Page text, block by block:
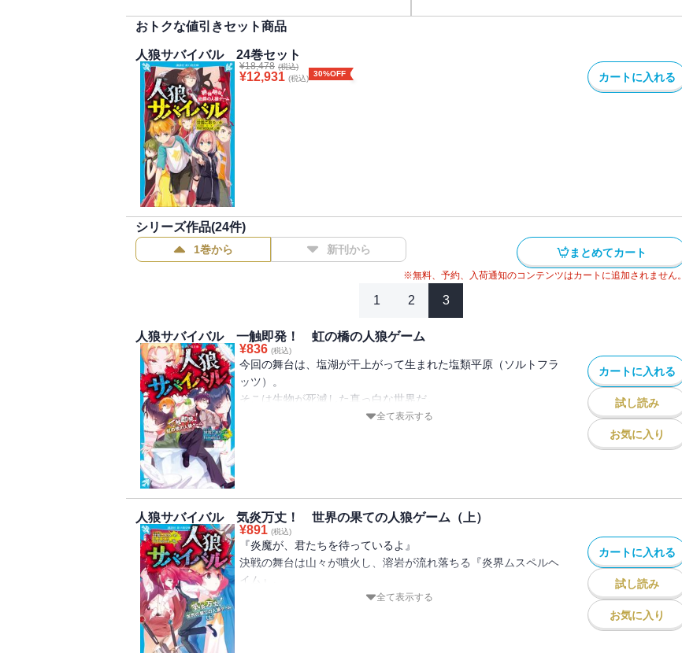
おトクな値引きセット商品
人狼サバイバル 24巻セット
¥18,478 (税込)
¥12,931 (税込)
30%OFF カートに入れる
シリーズ作品(24件)
1巻から 新刊から まとめてカート
※無料、予約、入荷通知のコンテンツはカートに追加されません。
1 2 3
人狼サバイバル 一触即発！ 虹の橋の人狼ゲーム
¥836 (税込)
今回の舞台は、塩湖が干上がって生まれた塩類平原（ソルトフラ
ッツ）。
そこは生物が死滅した真っ白な世界だ。
昼のゲームは、各役職をオークションによって決めるというも
思惑が入り乱れて、熾烈をきわめることに！
＜小学中級から すべての漢字にふりがなつき＞
全て表示する
カートに入れる
試し読み
お気に入り
人狼サバイバル 気炎万丈！ 世界の果ての人狼ゲーム（上）
¥891 (税込)
『炎魔が、君たちを待っているよ』
決戦の舞台は山々が噴火し、溶岩が流れ落ちる『炎界ムスペルヘ
イム』。
普段は願いも思惑もバラバラな参加者たちが結束して狼陣営に戦
全て表示する
カートに入れる
試し読み
お気に入り